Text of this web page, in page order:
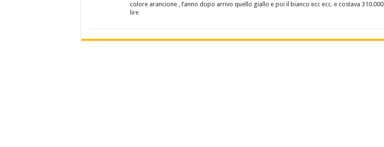
colore arancione , l’anno dopo arrivo quello giallo e poi il bianco ecc ecc. e costava 310.000
lire